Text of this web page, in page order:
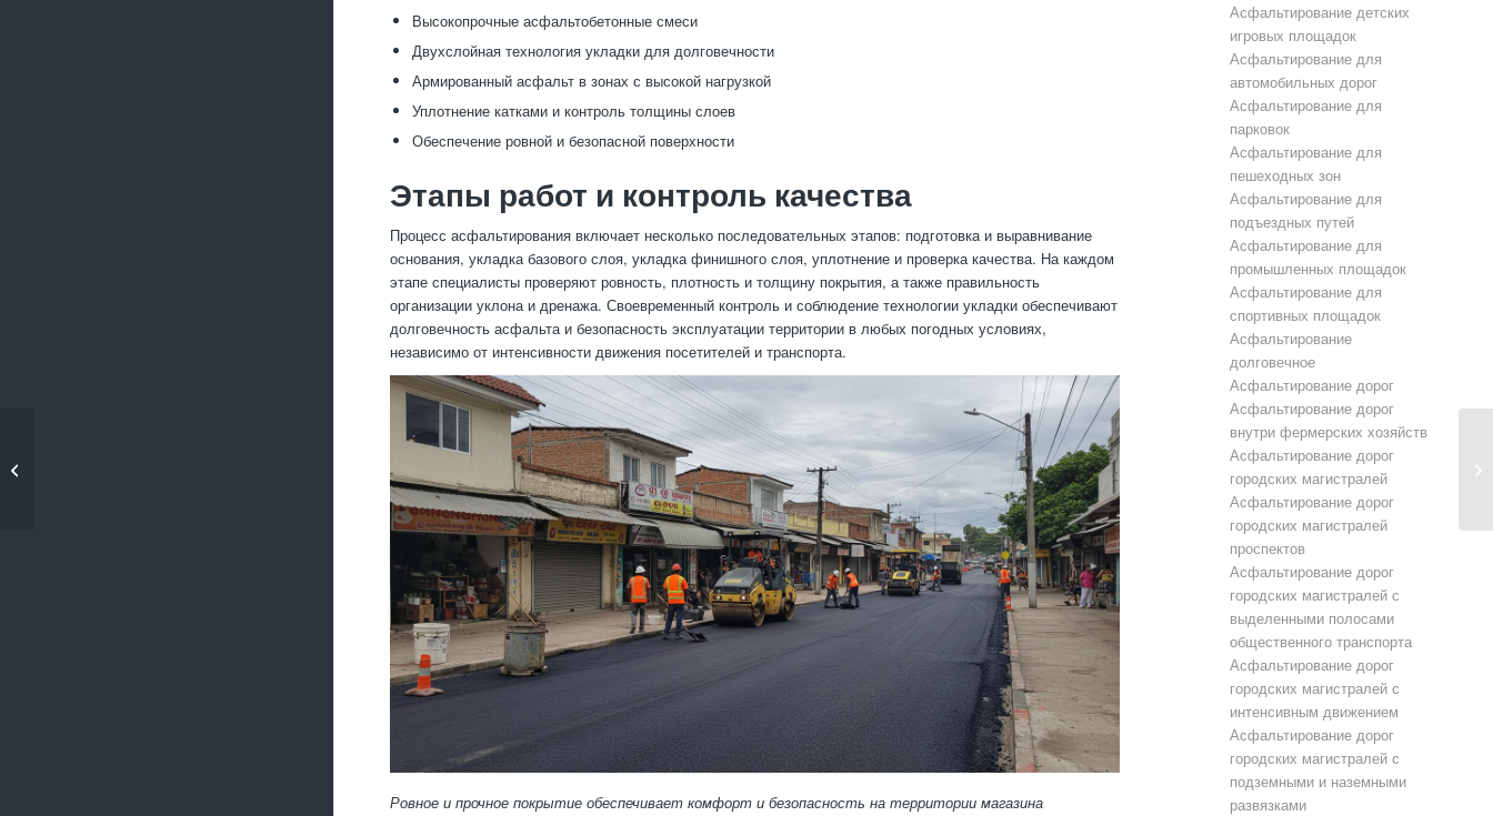
Высокопрочные асфальтобетонные смеси
Двухслойная технология укладки для долговечности
Армированный асфальт в зонах с высокой нагрузкой
Уплотнение катками и контроль толщины слоев
Обеспечение ровной и безопасной поверхности
Этапы работ и контроль качества
Процесс асфальтирования включает несколько последовательных этапов: подготовка и выравнивание
основания, укладка базового слоя, укладка финишного слоя, уплотнение и проверка качества. На каждом
этапе специалисты проверяют ровность, плотность и толщину покрытия, а также правильность
организации уклона и дренажа. Своевременный контроль и соблюдение технологии укладки обеспечивают
долговечность асфальта и безопасность эксплуатации территории в любых погодных условиях,
независимо от интенсивности движения посетителей и транспорта.
Ровное и прочное покрытие обеспечивает комфорт и безопасность на территории магазина
Асфальтирование детских
игровых площадок
Асфальтирование для
автомобильных дорог
Асфальтирование для
парковок
Асфальтирование для
пешеходных зон
Асфальтирование для
подъездных путей
Асфальтирование для
промышленных площадок
Асфальтирование для
спортивных площадок
Асфальтирование
долговечное
Асфальтирование дорог
Асфальтирование дорог
внутри фермерских хозяйств
Асфальтирование дорог
городских магистралей
Асфальтирование дорог
городских магистралей
проспектов
Асфальтирование дорог
городских магистралей с
выделенными полосами
общественного транспорта
Асфальтирование дорог
городских магистралей с
интенсивным движением
Асфальтирование дорог
городских магистралей с
подземными и наземными
развязками